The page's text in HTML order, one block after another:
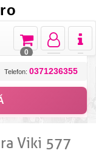
Toggle
Toggle
navigation
Toggle
navigation
0
Telefon: 0371236355
Viki 577